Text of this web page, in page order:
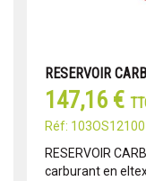
RESERVOIR
147,16 €
Réf: 103OS12100
RESERVOIR
carburant en